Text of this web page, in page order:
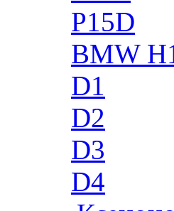
P15D
BMW
D1
D2
D3
D4